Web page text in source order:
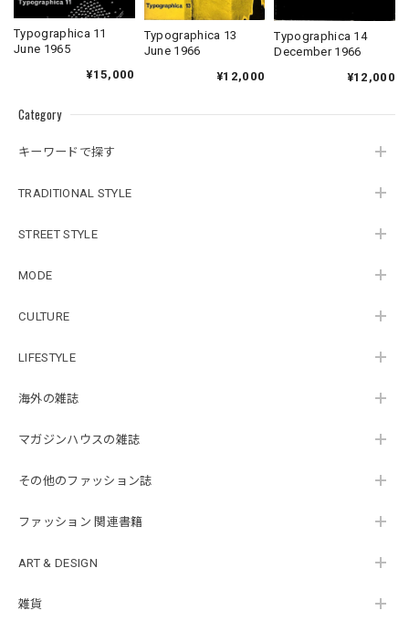
Category
キーワードで探す
TRADITIONAL STYLE
STREET STYLE
MODE
CULTURE
LIFESTYLE
海外の雑誌
マガジンハウスの雑誌
その他のファッション誌
ファッション 関連書籍
ART & DESIGN
雑貨
Typographica 11
June 1965
¥15,000
Typographica 13
June 1966
¥12,000
Typographica 14
December 1966
¥12,000